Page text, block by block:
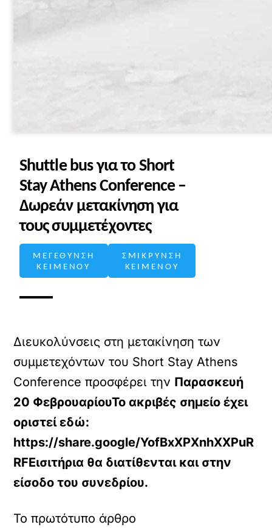
Shuttle bus για το Short
Stay Athens Conference –
Δωρεάν μετακίνηση για
τους συμμετέχοντες
ΜΕΓΕΘΥΝΣΗ
ΚΕΙΜΕΝΟΥ
ΣΜΙΚΡΥΝΣΗ
ΚΕΙΜΕΝΟΥ
Διευκολύνσεις στη μετακίνηση των
συμμετεχόντων του Short Stay Athens
Conference προσφέρει την Παρασκευή
20 ΦεβρουαρίουΤο ακριβές σημείο έχει
οριστεί εδώ:
https://share.google/YofBxXPXnhXXPuR
RFΕισιτήρια θα διατίθενται και στην
είσοδο του συνεδρίου.
Το πρωτότυπο άρθρο